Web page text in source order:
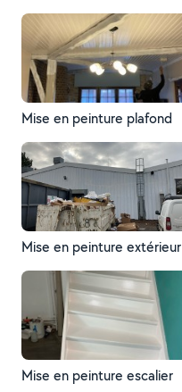
Mise en peinture plafond
Mise en peinture extérieur
Mise en peinture escalier